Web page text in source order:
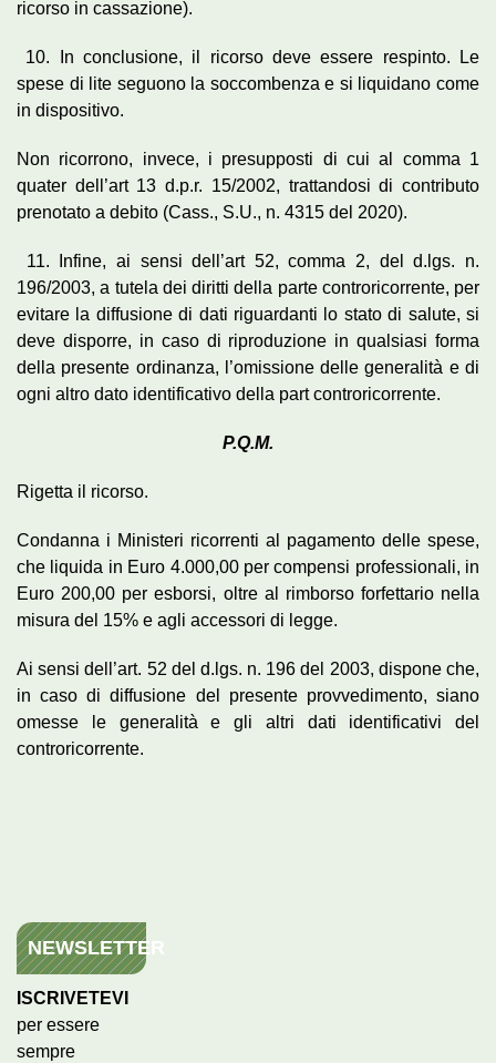
ricorso in cassazione).
10. In conclusione, il ricorso deve essere respinto. Le
spese di lite seguono la soccombenza e si liquidano come
in dispositivo.
Non ricorrono, invece, i presupposti di cui al comma 1
quater dell’art 13 d.p.r. 15/2002, trattandosi di contributo
prenotato a debito (Cass., S.U., n. 4315 del 2020).
11. Infine, ai sensi dell’art 52, comma 2, del d.lgs. n.
196/2003, a tutela dei diritti della parte controricorrente, per
evitare la diffusione di dati riguardanti lo stato di salute, si
deve disporre, in caso di riproduzione in qualsiasi forma
della presente ordinanza, l’omissione delle generalità e di
ogni altro dato identificativo della part controricorrente.
P.Q.M.
Rigetta il ricorso.
Condanna i Ministeri ricorrenti al pagamento delle spese,
che liquida in Euro 4.000,00 per compensi professionali, in
Euro 200,00 per esborsi, oltre al rimborso forfettario nella
misura del 15% e agli accessori di legge.
Ai sensi dell’art. 52 del d.lgs. n. 196 del 2003, dispone che,
in caso di diffusione del presente provvedimento, siano
omesse le generalità e gli altri dati identificativi del
controricorrente.
NEWSLETTER
ISCRIVETEVI
per essere
sempre